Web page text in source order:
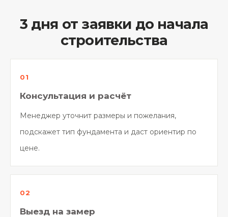
3 дня от заявки до начала
строительства
Консультация и расчёт
Менеджер уточнит размеры и пожелания,
подскажет тип фундамента и даст ориентир по
цене.
Выезд на замер